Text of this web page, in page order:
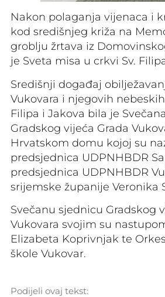
Nakon polaganja vijenaca i
kod središnjeg križa na
groblju žrtava iz
je Sveta misa u crkvi Sv.
Središnji događaj
Vukovara i njegovih
Filipa i Jakova bila je
Gradskog vijeća Grada
Hrvatskom domu kojoj su
predsjednica UDPNHBDR
predsjednica UDPNHBDR
srijemske županije Veronika
Svečanu sjednicu Gradskog
Vukovara svojim su
Elizabeta Koprivnjak te
škole Vukovar.
Podijeli ovaj tekst: